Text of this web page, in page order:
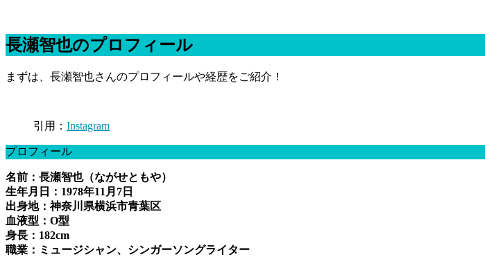
長瀬智也のプロフィール
まずは、長瀬智也さんのプロフィールや経歴をご紹介！
引用： Instagram
プロフィール
名前：長瀬智也（ながせともや）
生年月日：1978年11月7日
出身地：神奈川県横浜市青葉区
血液型：O型
身長：182cm
職業：ミュージシャン、シンガーソングライター